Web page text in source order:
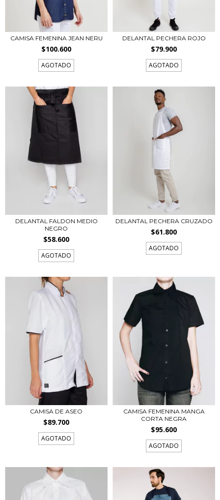
CAMISA FEMENINA JEAN NERU
$100.600
AGOTADO
DELANTAL PECHERA ROJO
$79.900
AGOTADO
DELANTAL FALDON MEDIO
NEGRO
$58.600
AGOTADO
DELANTAL PECHERA CRUZADO
$61.800
AGOTADO
CAMISA DE ASEO
$89.700
AGOTADO
CAMISA FEMENINA MANGA
CORTA NEGRA
$95.600
AGOTADO